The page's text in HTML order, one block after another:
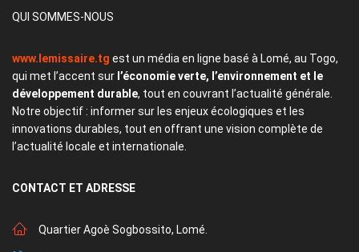
QUI SOMMES-NOUS
www.lemissaire.tg est un média en ligne basé à Lomé, au Togo,
qui met l’accent sur l’économie verte, l’environnement et le
développement durable, tout en couvrant l’actualité générale.
Notre objectif : informer sur les enjeux écologiques et les
innovations durables, tout en offrant une vision complète de
l’actualité locale et internationale.
CONTACT ET ADRESSE
Quartier Agoè Sogbossito, Lomé.